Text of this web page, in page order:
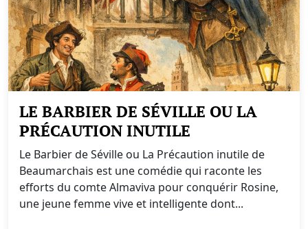
LE BARBIER DE SÉVILLE OU LA
PRÉCAUTION INUTILE
Le Barbier de Séville ou La Précaution inutile de
Beaumarchais est une comédie qui raconte les
efforts du comte Almaviva pour conquérir Rosine,
une jeune femme vive et intelligente dont...